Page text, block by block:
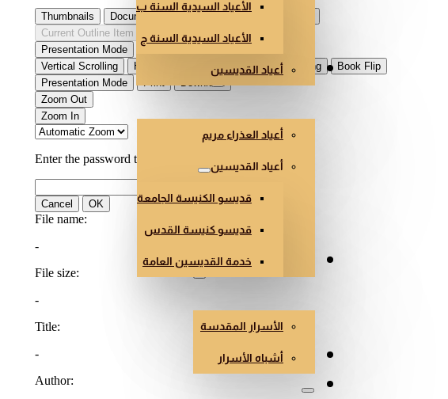
الأعياد السيدية السنة ب
الأعياد السيدية السنة ج
أعياد القديسين
العذراء والقديسون
أعياد العذراء مريم
أعياد القديسين
قديسو الكنيسة الجامعة
قديسو كنيسة القدس
خدمة القديسين العامةالأسرار وأشباه الأسرار
الأسرار المقدسة
أشباه الأسرار
هندسة وفن الكنائس